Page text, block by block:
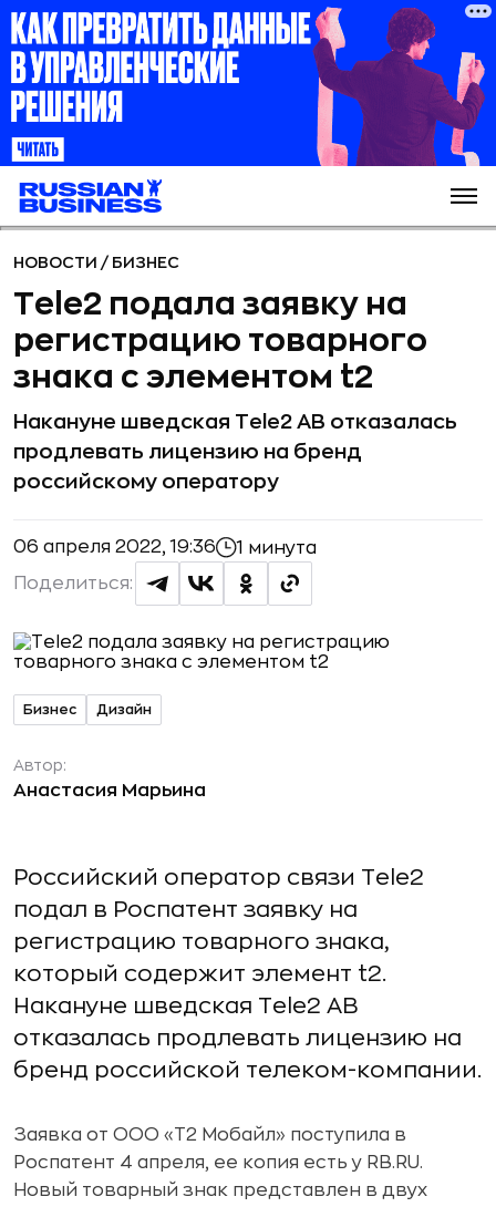
НОВОСТИ / БИЗНЕС
Tele2 подала заявку на
регистрацию товарного
знака с элементом t2
Накануне шведская Tele2 AB отказалась
продлевать лицензию на бренд
российскому оператору
06 апреля 2022, 19:36 1 минута
Поделиться:
Бизнес Дизайн
Автор:
Анастасия Марьина
Российский оператор связи Tele2
подал в Роспатент заявку на
регистрацию товарного знака,
который содержит элемент t2.
Накануне шведская Tele2 AB
отказалась продлевать лицензию на
бренд российской телеком-компании.
Заявка от ООО «Т2 Мобайл» поступила в
Роспатент 4 апреля, ее копия есть у RB.RU.
Новый товарный знак представлен в двух